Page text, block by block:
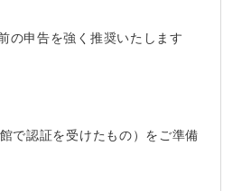
の申告を強く推奨いたします
で認証を受けたもの）をご準備